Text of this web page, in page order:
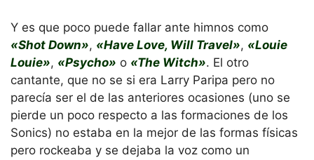
Y es que poco puede fallar ante himnos como
«Shot Down», «Have Love, Will Travel», «Louie
Louie», «Psycho» o «The Witch». El otro
cantante, que no se si era Larry Paripa pero no
parecía ser el de las anteriores ocasiones (uno se
pierde un poco respecto a las formaciones de los
Sonics) no estaba en la mejor de las formas físicas
pero rockeaba y se dejaba la voz como un